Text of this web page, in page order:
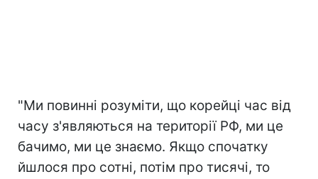
"Ми повинні розуміти, що корейці час від
часу з'являються на території РФ, ми це
бачимо, ми це знаємо. Якщо спочатку
йшлося про сотні, потім про тисячі, то